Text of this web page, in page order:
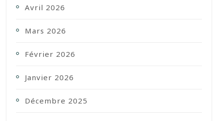
Avril 2026
Mars 2026
Février 2026
Janvier 2026
Décembre 2025